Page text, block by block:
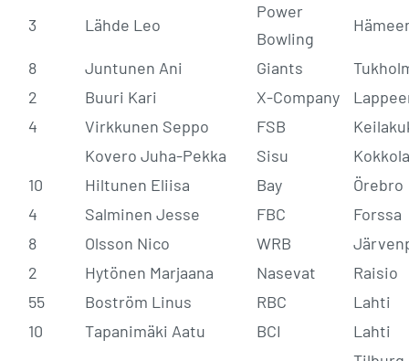
3 Lähde Leo
Power
Bowling
8 Juntunen Ani Giants
2
Buuri Kari X-Company
4
Virkkunen Seppo FSB
Kovero Juha-Pekka
Sisu
Kokkola
10
Hiltunen Eliisa Bay
Örebro
4
Salminen Jesse FBC
Forssa
8
Olsson Nico WRB
2
Hytönen Marjaana Nasevat
Raisio
55
Boström Linus RBC
Lahti
10
Tapanimäki Aatu BCI
Lahti